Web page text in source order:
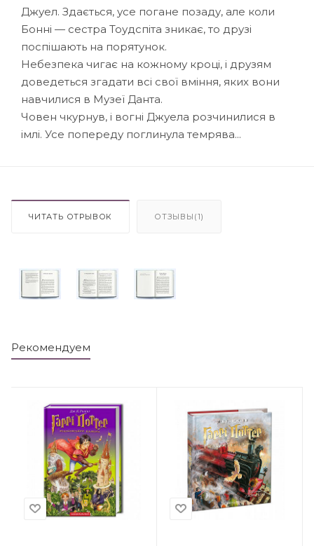
Джуел. Здається, усе погане позаду, але коли
Бонні — сестра Тоудспіта зникає, то друзі
поспішають на порятунок.
Небезпека чигає на кожному кроці, і друзям
доведеться згадати всі свої вміння, яких вони
навчилися в Музеї Данта.
Човен чкурнув, і вогні Джуела розчинилися в
імлі. Усе попереду поглинула темрява...
ЧИТАТЬ ОТРЫВОК ОТЗЫВЫ(1)
Рекомендуем